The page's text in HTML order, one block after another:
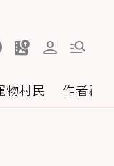
物村民 作者群